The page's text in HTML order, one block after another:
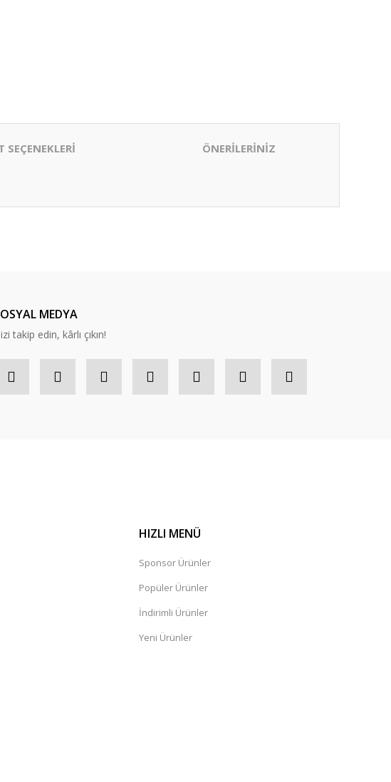
SEÇENEKLERİ ÖNERİLERİNİZ
MEDYA
takip edin, kârlı çıkın!
HIZLI MENÜ
Sponsor Ürünler
Popüler Ürünler
İndirimli Ürünler
Yeni Ürünler